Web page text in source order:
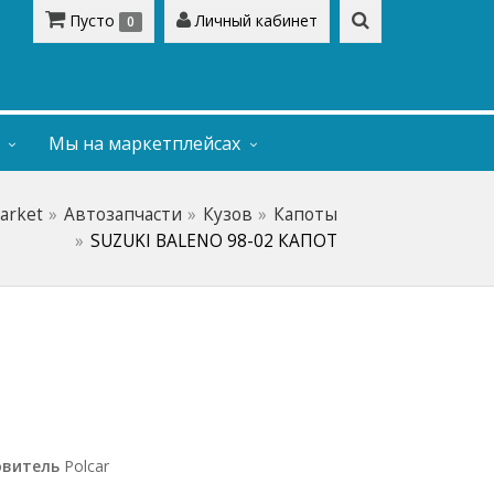
Пусто 0 Личный кабинет
Мы на маркетплейсах
Автозапчасти Кузов
Капоты
SUZUKI BALENO 98-02 КАПОТ
Polcar